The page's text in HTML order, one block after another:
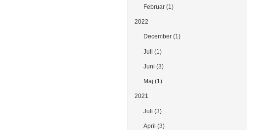
Februar (1)
2022
December (1)
Juli (1)
Juni (3)
Maj (1)
2021
Juli (3)
April (3)